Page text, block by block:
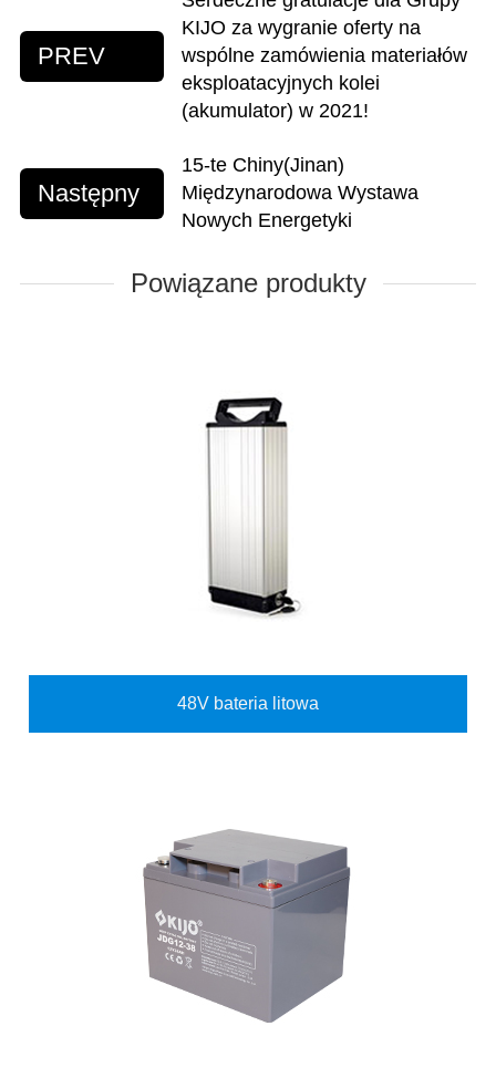
PREV
KIJO za wygranie oferty na
wspólne zamówienia materiałów
eksploatacyjnych kolei
(akumulator) w 2021!
Następny
15-te Chiny(Jinan)
Międzynarodowa Wystawa
Nowych Energetyki
Powiązane produkty
48V bateria litowa